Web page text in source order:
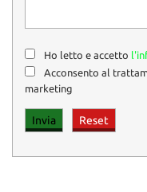
Ho letto e accetto
Acconsento al
marketing